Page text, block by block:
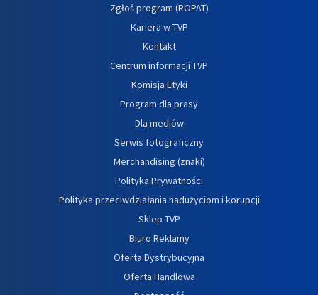
Zgłoś program (ROPAT)
Kariera w TVP
Kontakt
Centrum informacji TVP
Komisja Etyki
Program dla prasy
Dla mediów
Serwis fotograficzny
Merchandising (znaki)
Polityka Prywatności
Polityka przeciwdziałania nadużyciom i korupcji
Sklep TVP
Biuro Reklamy
Oferta Dystrybucyjna
Oferta Handlowa